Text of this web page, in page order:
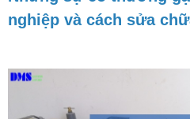
nghiệp và cách sửa